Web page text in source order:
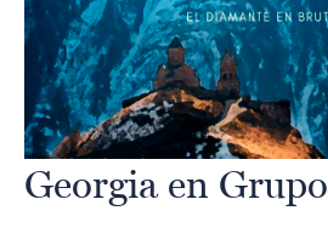
Georgia en Grupo